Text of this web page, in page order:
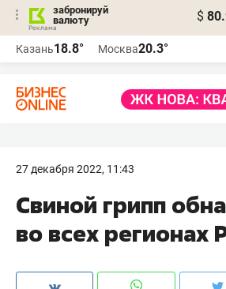
забронируй
валюту
$
Казань18.8° Москва20.3°
27 декабря 2022, 11:43
Свиной грипп
во всех регионах